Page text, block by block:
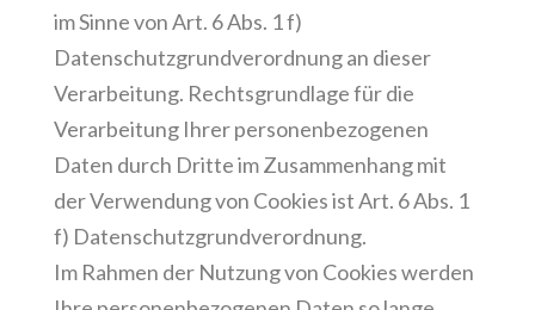
im Sinne von Art. 6 Abs. 1 f)
Datenschutzgrundverordnung an dieser
Verarbeitung. Rechtsgrundlage für die
Verarbeitung Ihrer personenbezogenen
Daten durch Dritte im Zusammenhang mit
der Verwendung von Cookies ist Art. 6 Abs. 1
f) Datenschutzgrundverordnung.
Im Rahmen der Nutzung von Cookies werden